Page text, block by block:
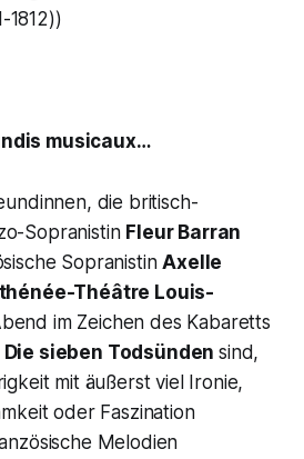
1812))
musicaux…
die britisch-
Sopranistin Fleur Barran
SopranistinAxelle
Théâtre Louis-
im Zeichen des Kabaretts
Die sieben Todsündensind,
mit äußerst viel Ironie,
oder Faszination
Melodien